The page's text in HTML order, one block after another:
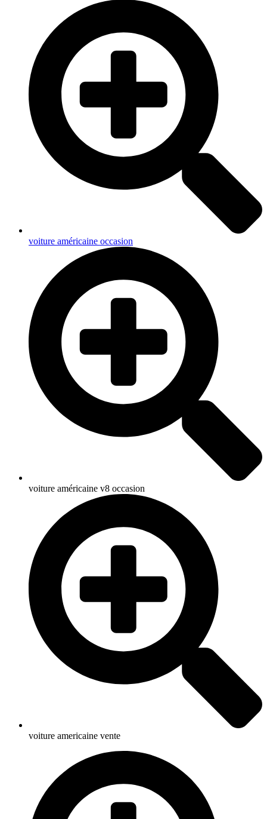
voiture américaine occasion
voiture américaine v8 occasion
voiture americaine vente